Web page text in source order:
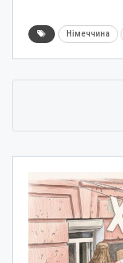
Німеччина